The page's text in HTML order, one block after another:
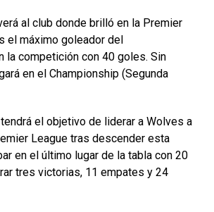
al club donde brilló en la Premier
el máximo goleador del
la competición con 40 goles. Sin
en el Championship (Segunda
el objetivo de liderar a Wolves a
League tras descender esta
en el último lugar de la tabla con 20
tres victorias, 11 empates y 24